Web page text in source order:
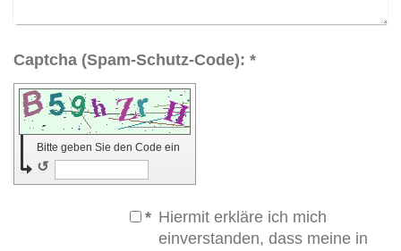
Captcha (Spam-Schutz-Code): *
Bitte geben Sie den Code ein
↺
* Hiermit erkläre ich mich
einverstanden, dass meine in